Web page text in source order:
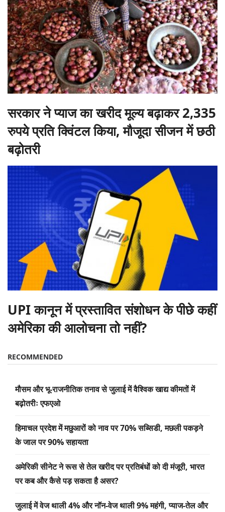
सरकार ने प्याज का खरीद मूल्य बढ़ाकर 2,335
रुपये प्रति क्विंटल किया, मौजूदा सीजन में छठी
बढ़ोतरी
UPI कानून में प्रस्तावित संशोधन के पीछे कहीं
अमेरिका की आलोचना तो नहीं?
RECOMMENDED
मौसम और भू-राजनीतिक तनाव से जुलाई में वैश्विक खाद्य कीमतों में
बढ़ोतरीः एफएओ
हिमाचल प्रदेश में मछुआरों को नाव पर 70% सब्सिडी, मछली पकड़ने
के जाल पर 90% सहायता
अमेरिकी सीनेट ने रूस से तेल खरीद पर प्रतिबंधों को दी मंजूरी, भारत
पर कब और कैसे पड़ सकता है असर?
जुलाई में वेज थाली 4% और नॉन-वेज थाली 9% महंगी, प्याज-तेल और